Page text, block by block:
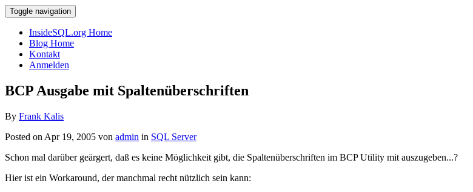
Toggle navigation
InsideSQL.org Home
Blog Home
Kontakt
Anmelden
BCP Ausgabe mit Spaltenüberschriften
By Frank Kalis
Posted on Apr 19, 2005 von admin in SQL Server
Schon mal darüber geärgert, daß es keine Möglichkeit gibt, die Spaltenüberschriften im BCP Utility mit auszugeben...?
Hier ist ein Workaround, der manchmal recht nützlich sein kann: